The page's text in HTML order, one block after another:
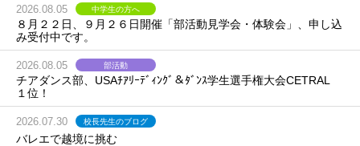
2026.08.05 中学生の方へ
８月２２日、９月２６日開催「部活動見学会・体験会」、申し込
み受付中です。
2026.08.05 部活動
チアダンス部、USAﾁｱﾘｰﾃﾞｨﾝｸﾞ＆ﾀﾞﾝｽ学生選手権大会CETRAL
１位！
2026.07.30 校長先生のブログ
バレエで越境に挑む